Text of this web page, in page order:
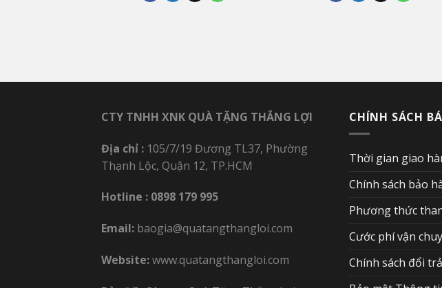
CTY TNHH XNK QUÀ TẶNG THẮNG LỢI
Địa chỉ : 105/7/19 Đương TL37, Phường
Thạnh Lộc, Quận 12, TP.HCM
Hotline : 0898 179 995
Email: baogia@quatangthangloi.com
Website:www.quatangthangloi.com
CHÍNH SÁCH
Thời gian giao
Chính sách bảo
Phương thức
Cước phí vận
Chính sách đổi trả